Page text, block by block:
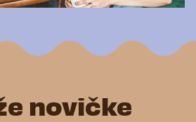
novičke